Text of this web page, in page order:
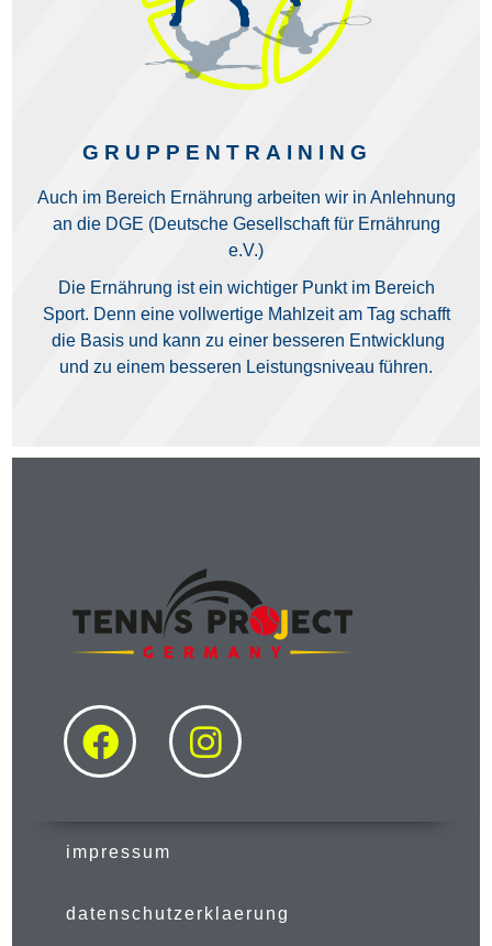
GRUPPENTRAINING
Auch im Bereich Ernährung arbeiten wir in Anlehnung
an die DGE (Deutsche Gesellschaft für Ernährung
e.V.)
Die Ernährung ist ein wichtiger Punkt im Bereich
Sport. Denn eine vollwertige Mahlzeit am Tag schafft
die Basis und kann zu einer besseren Entwicklung
und zu einem besseren Leistungsniveau führen.
impressum
datenschutzerklaerung